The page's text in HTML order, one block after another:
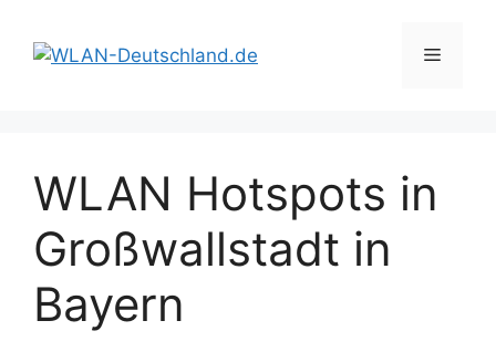
Inhalt
springen
Menü
WLAN Hotspots in
Großwallstadt in
Bayern